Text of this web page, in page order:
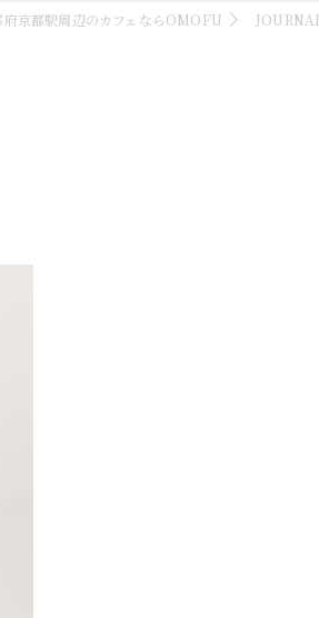
府京都駅周辺のカフェならOMOFU